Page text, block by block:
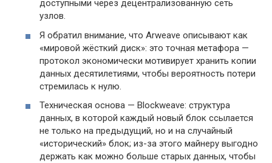
доступными через децентрализованную сеть
узлов.
Я обратил внимание, что Arweave описывают как
«мировой жёсткий диск»: это точная метафора —
протокол экономически мотивирует хранить копии
данных десятилетиями, чтобы вероятность потери
стремилась к нулю.
Техническая основа — Blockweave: структура
данных, в которой каждый новый блок ссылается
не только на предыдущий, но и на случайный
«исторический» блок; из-за этого майнеру выгодно
держать как можно больше старых данных, чтобы